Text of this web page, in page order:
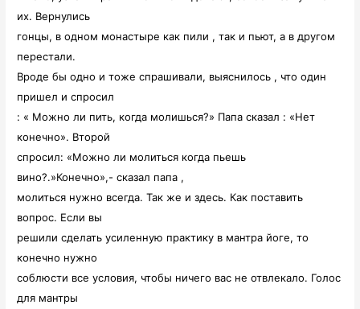
их. Вернулись
гонцы, в одном монастыре как пили , так и пьют, а в другом
перестали.
Вроде бы одно и тоже спрашивали, выяснилось , что один
пришел и спросил
: « Можно ли пить, когда молишься?» Папа сказал : «Нет
конечно». Второй
спросил: «Можно ли молиться когда пьешь
вино?.»Конечно»,- сказал папа ,
молиться нужно всегда. Так же и здесь. Как поставить
вопрос. Если вы
решили сделать усиленную практику в мантра йоге, то
конечно нужно
соблюсти все условия, чтобы ничего вас не отвлекало. Голос
для мантры